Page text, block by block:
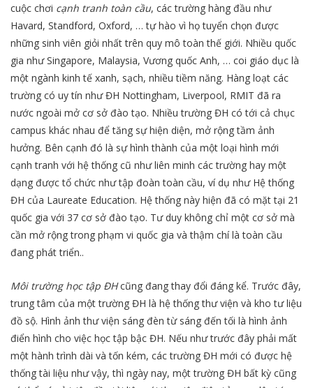
cuộc chơi cạnh tranh toàn cầu, các trường hàng đầu như
Havard, Standford, Oxford, … tự hào vì họ tuyển chọn được
những sinh viên giỏi nhất trên quy mô toàn thế giới. Nhiều quốc
gia như Singapore, Malaysia, Vương quốc Anh, … coi giáo dục là
một ngành kinh tế xanh, sạch, nhiều tiềm năng. Hàng loạt các
trường có uy tín như ĐH Nottingham, Liverpool, RMIT đã ra
nước ngoài mở cơ sở đào tạo. Nhiều trường ĐH có tới cả chục
campus khác nhau để tăng sự hiện diện, mở rộng tầm ảnh
hưởng. Bên cạnh đó là sự hình thành của một loại hình mới
cạnh tranh với hệ thống cũ như liên minh các trường hay một
dạng được tổ chức như tập đoàn toàn cầu, ví dụ như Hệ thống
ĐH của Laureate Education. Hệ thống này hiện đã có mặt tại 21
quốc gia với 37 cơ sở đào tạo. Tư duy không chỉ một cơ sở mà
cần mở rộng trong phạm vi quốc gia và thậm chí là toàn cầu
đang phát triển..
Môi trường học tập ĐHcũng đang thay đổi đáng kể. Trước đây,
trung tâm của một trường ĐH là hệ thống thư viện và kho tư liệu
đồ sộ. Hình ảnh thư viện sáng đèn từ sáng đến tối là hình ảnh
điển hình cho việc học tập bậc ĐH. Nếu như trước đây phải mất
một hành trình dài và tốn kém, các trường ĐH mới có được hệ
thống tài liệu như vậy, thì ngày nay, một trường ĐH bất kỳ cũng